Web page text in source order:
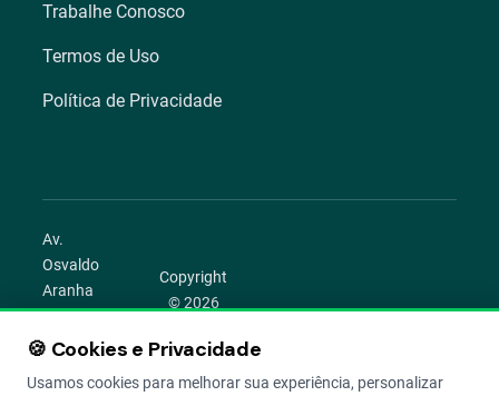
Trabalhe Conosco
Termos de Uso
Política de Privacidade
Av.
Osvaldo
Aranha
1022 –
Bom
Porto
Copyright
© 2026
Todos os
direitos
🍪 Cookies e Privacidade
Usamos cookies para melhorar sua experiência, personalizar